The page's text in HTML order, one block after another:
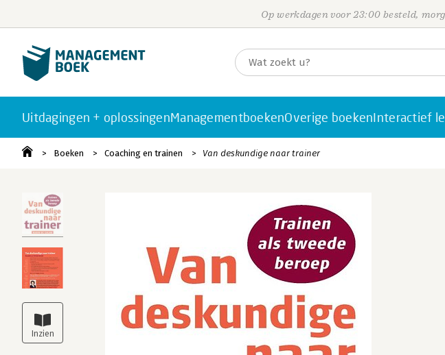
Op werkdagen voor 23:00 besteld,
Uitdagingen + oplossingenManagementboekenOverige boekenInteractief
Boeken Coaching en trainen Van deskundige naar trainer